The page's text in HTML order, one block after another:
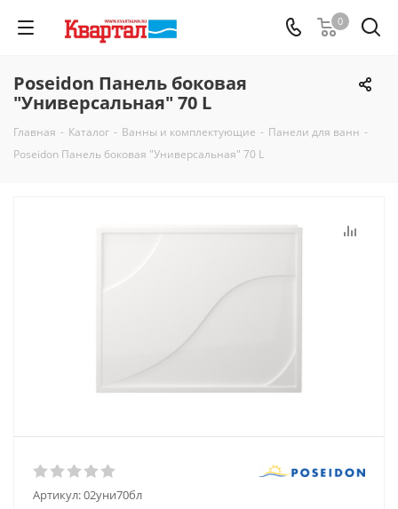
0
Poseidon Панель боковая
"Универсальная" 70 L
Главная - Каталог - Ванны и комплектующие - Панели для ванн -
Poseidon Панель боковая "Универсальная" 70 L
Артикул:02уни70бл